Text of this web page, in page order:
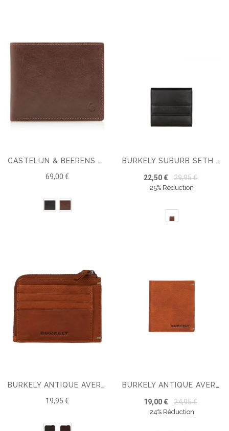
CASTELIJN & BEERENS CANYON BILLFOLD 8 CARTES RFID
69,00 €
BURKELY SUBURB SETH PORTEFEUILLE FLAP
22,50 € 29,95 €
25% Réduction
BURKELY ANTIQUE AVERY CC PORTEFEUILLE
19,95 €
BURKELY ANTIQUE AVERY BILLFOLD HIGH COINPORTEFEUILLE
19,00 € 24,95 €
24% Réduction